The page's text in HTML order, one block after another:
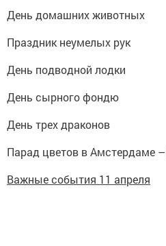
День домашних животных
Праздник неумелых рук
День подводной лодки
День сырного фондю
День трех драконов
Парад цветов в Амстердаме
Важные события 11 апреля